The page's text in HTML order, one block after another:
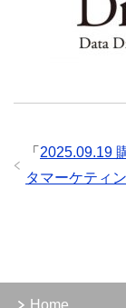
「 2025.09.19
タマーケティ